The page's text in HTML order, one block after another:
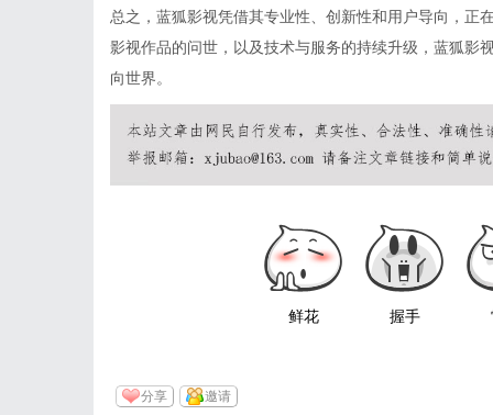
总之，蓝狐影视凭借其专业性、创新性和用户导向，正
影视作品的问世，以及技术与服务的持续升级，蓝狐影
向世界。
鲜花 握手
分享 邀请